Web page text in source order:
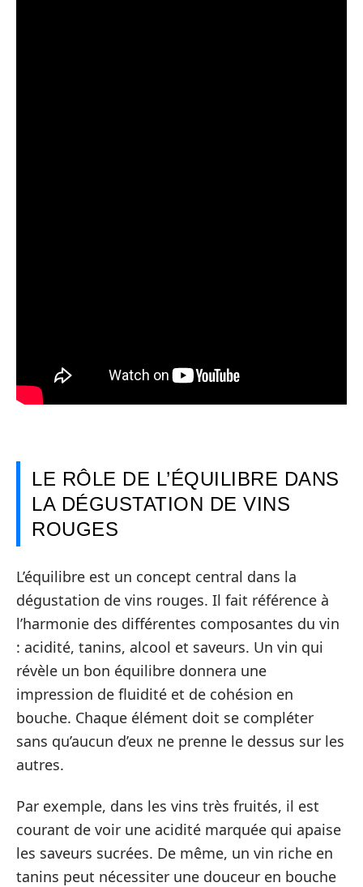
LE RÔLE DE L’ÉQUILIBRE DANS
LA DÉGUSTATION DE VINS
ROUGES
L’équilibre est un concept central dans la
dégustation de vins rouges. Il fait référence à
l’harmonie des différentes composantes du vin
: acidité, tanins, alcool et saveurs. Un vin qui
révèle un bon équilibre donnera une
impression de fluidité et de cohésion en
bouche. Chaque élément doit se compléter
sans qu’aucun d’eux ne prenne le dessus sur les
autres.
Par exemple, dans les vins très fruités, il est
courant de voir une acidité marquée qui apaise
les saveurs sucrées. De même, un vin riche en
tanins peut nécessiter une douceur en bouche